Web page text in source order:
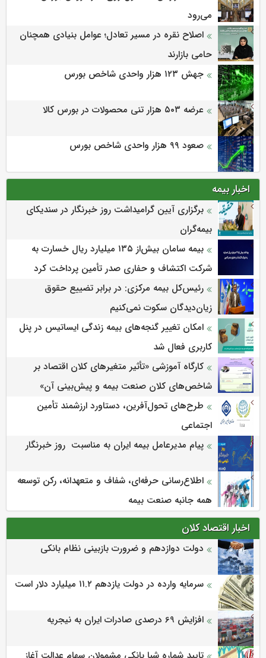
می‌‌رود
اصلاح نقره در مسیر تعادل؛ عوامل بنیادی همچنان
حامی بازارند
جهش ۱۲۳ هزار واحدی شاخص بورس
عرضه ۵۰۳ هزار تنی محصولات در بورس کالا
صعود ۹۹ هزار واحدی شاخص بورس
اخبار بیمه
برگزاری آیین گرامیداشت روز خبرنگار در سندیکای
بیمه‌گران
بیمه سامان بیش‌از ۱۳۵ میلیارد ریال خسارت به
شرکت اکتشاف و حفاری صدر تأمین پرداخت کرد
رئیس‌کل بیمه مرکزی: در برابر تضییع حقوق
زیان‌دیدگان سکوت نمی‌کنیم
امکان تغییر گنجه‌های بیمه زندگی ایساتیس در پنل
کاربری فعال شد
كارگاه آموزشی «تأثیر متغیرهای كلان اقتصاد بر
شاخص‌های كلان صنعت بیمه و پیش‌بینی آن»
طرح‌های تحول‌آفرین، دستاورد ارزشمند تأمین
اجتماعی
پیام مدیرعامل بیمه ایران به مناسبت روز خبرنگار
اطلاع‌رسانی حرفه‌ای، شفاف و متعهدانه، رکن توسعه
همه جانبه صنعت بیمه
اخبار اقتصاد کلان
دولت دوازدهم و ضرورت بازبینی نظام بانکی
سرمایه وارده در دولت یازدهم ۱۱.۲ میلیارد دلار است
افزایش 69 درصدی صادرات ایران به نیجریه